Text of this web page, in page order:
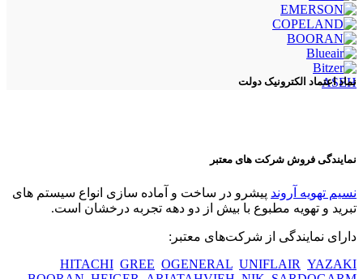
ASEH
نماد اعتماد الکترونیک دولت
نمایندگی فروش شرکت های معتبر
نسیم تهویه آروند پیشرو در ساخت و آماده سازی انواع سیستم های
تبرید و تهویه مطبوع با بیش از دو دهه تجربه درخشان است.
دارای نمایندگی از شرکت‌های معتبر:
HITACHI GREE OGENERAL UNIFLAIR YAZAKI